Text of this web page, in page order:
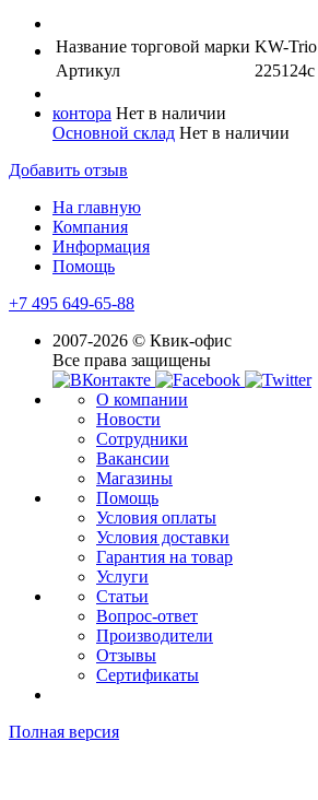
Название торговой марки KW-Trio
Артикул
225124с
контора Нет в наличии
Основной склад Нет в наличии
Добавить отзыв
На главную
Компания
Информация
Помощь
+7 495 649-65-88
2007-2026 © Квик-офис
Все права защищены
О компании
Новости
Сотрудники
Вакансии
Магазины
Помощь
Условия оплаты
Условия доставки
Гарантия на товар
Услуги
Статьи
Вопрос-ответ
Производители
Отзывы
Сертификаты
Полная версия